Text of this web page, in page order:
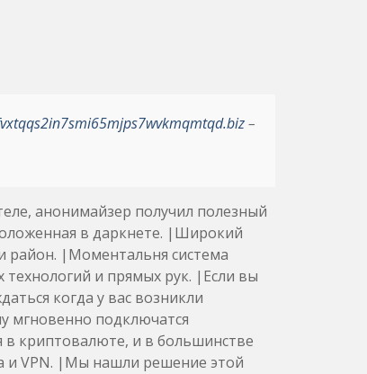
–
анонимайзер получил полезный
в даркнете. |Широкий
район. |Моментальня система
и прямых рук. |Если вы
когда у вас возникли
мгновенно подключатся
криптовалюте, и в большинстве
и VPN. |Мы нашли решение этой